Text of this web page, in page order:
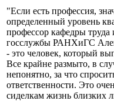
"Если есть профессия,
определенный уровень
профессор кафедры
госслужбы РАНХиГС
- это человек, который
Все крайне размыто, в
непонятно, за что
ответственности. Это
сиделкам жизнь близких